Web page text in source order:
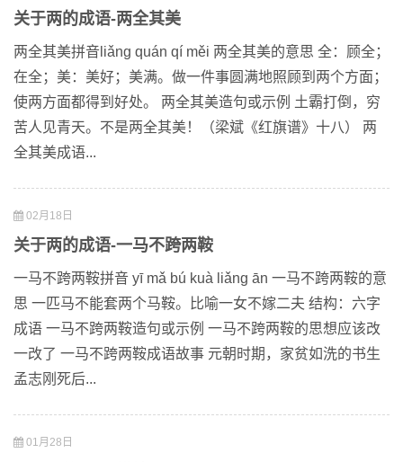
关于两的成语-两全其美
两全其美拼音liǎng quán qí měi 两全其美的意思 全：顾全；
在全；美：美好；美满。做一件事圆满地照顾到两个方面；
使两方面都得到好处。 两全其美造句或示例 土霸打倒，穷
苦人见青天。不是两全其美！（梁斌《红旗谱》十八） 两
全其美成语...
02月18日
关于两的成语-一马不跨两鞍
一马不跨两鞍拼音 yī mǎ bú kuà liǎng ān 一马不跨两鞍的意
思 一匹马不能套两个马鞍。比喻一女不嫁二夫 结构：六字
成语 一马不跨两鞍造句或示例 一马不跨两鞍的思想应该改
一改了 一马不跨两鞍成语故事 元朝时期，家贫如洗的书生
孟志刚死后...
01月28日